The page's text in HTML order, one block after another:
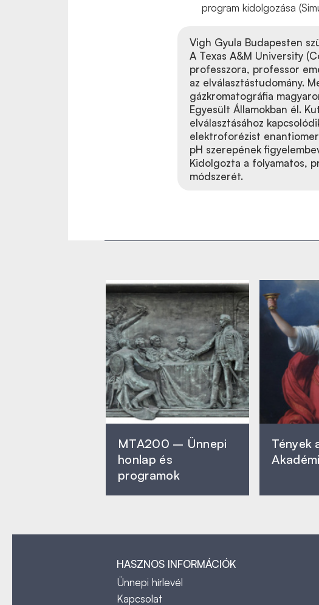
program kidolgozása
Vigh Gyula Budapesten
A Texas A&M University
professzora, professor
az elválasztástudomány.
gázkromatográfia
Egyesült Államokban él.
elválasztásához
elektroforézist
pH szerepének
Kidolgozta a folyamatos,
módszerét.
MTA200 – Ünnepi
honlap és
programok
Tények
HASZNOS INFORMÁCIÓK
Ünnepi hírlevél
Kapcsolat